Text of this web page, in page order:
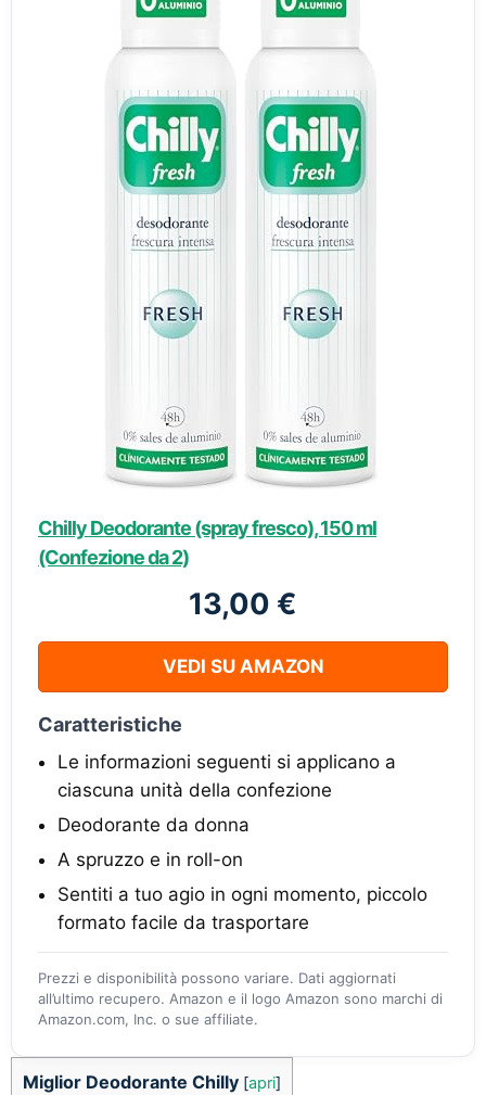
Chilly Deodorante (spray fresco), 150 ml
(Confezione da 2)
13,00 €
VEDI SU AMAZON
Caratteristiche
Le informazioni seguenti si applicano a
ciascuna unità della confezione
Deodorante da donna
A spruzzo e in roll-on
Sentiti a tuo agio in ogni momento, piccolo
formato facile da trasportare
Prezzi e disponibilità possono variare. Dati aggiornati
all’ultimo recupero. Amazon e il logo Amazon sono marchi di
Amazon.com, Inc. o sue affiliate.
Miglior Deodorante Chilly [apri]